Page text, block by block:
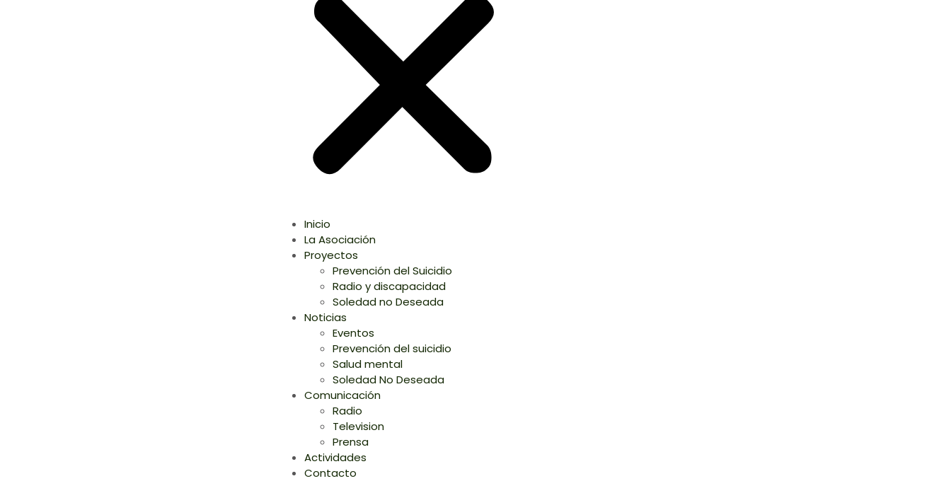
Inicio
La Asociación
Proyectos
Prevención del Suicidio
Radio y discapacidad
Soledad no Deseada
Noticias
Eventos
Prevención del suicidio
Salud mental
Soledad No Deseada
Comunicación
Radio
Television
Prensa
Actividades
Contacto